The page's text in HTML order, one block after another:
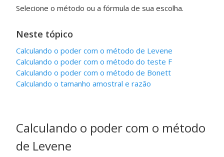
Selecione o método ou a fórmula de sua escolha.
Neste tópico
Calculando o poder com o método de Levene
Calculando o poder com o método do teste F
Calculando o poder com o método de Bonett
Calculando o tamanho amostral e razão
Calculando o poder com o método
de Levene